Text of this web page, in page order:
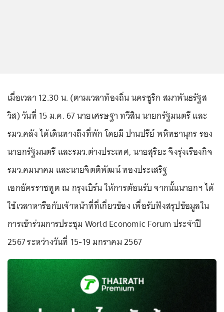
เมื่อเวลา 12.30 น. (ตามเวลาท้องถิ่น นครซูริก สมาพันธรัฐส
วิส) วันที่ 15 ม.ค. 67 นายเศรษฐา ทวีสิน นายกรัฐมนตรี และ
รมว.คลัง ได้เดินทางถึงที่พัก โดยมี ปานปรีย์ พหิทธานุกร รอง
นายกรัฐมนตรี และรมว.ต่างประเทศ, นายสุริยะ จึงรุ่งเรืองกิจ
รมว.คมนาคม และนายจิตติพัฒน์ ทองประเสริฐ
เอกอัครราชทูต ณ กรุงเบิร์น ให้การต้อนรับ จากนั้นนายกฯ ได้
ใช้เวลาหารือกับเจ้าหน้าที่ที่เกี่ยวข้อง เพื่อรับฟังสรุปข้อมูลใน
การเข้าร่วมการประชุม World Economic Forum ประจําปี
2567 ระหว่างวันที่ 15-19 มกราคม 2567